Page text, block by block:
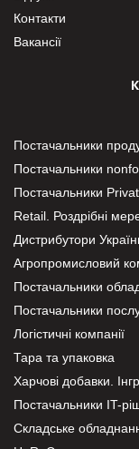
Контакти
Вакансії
Постачальники
Постачальники
Постачальники
Retail. Роздрібні
Дистрибутори
Агропромисловий
Постачальники
Постачальники
Логістичні компанії
Тара та упаковка
Харчові добавки.
Постачальники IT-
Складське